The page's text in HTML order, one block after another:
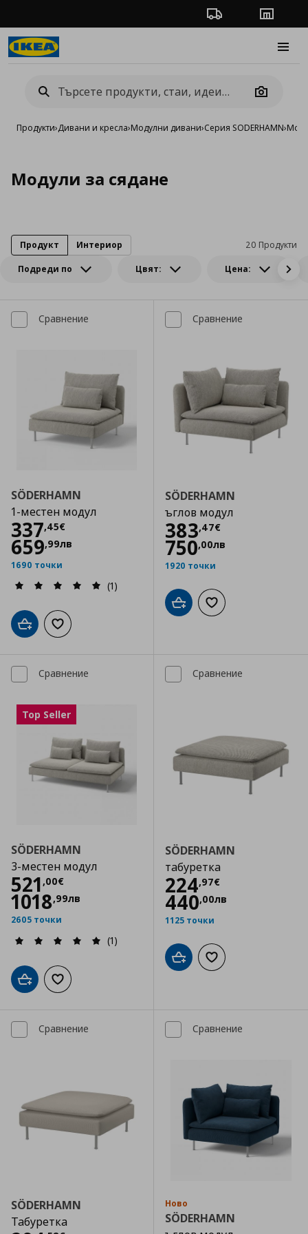
Проследяване на
Camera
Продукти›Дивани и кресла›Модулни дивани›Серия SODERHAMN›
Модули за сядане
Подреди по Цвят: Цена:
20 Продукти
Продукт Интериор
Сравнение
SÖDERHAMN
1-местен модул
337,45€
Цена
659,99лв
1690 точки
(1)
Добави в кошницата
Добави към списъка с любими
Сравнение
SÖDERHAMN
ъглов модул
383,47€
Цена383,47 €
750,00лв
1920 точки
Добави в кошницата
Добави към
Сравнение
Top Seller
SÖDERHAMN
3-местен модул
521 ,00€
Цена
1018,99лв
2605 точки
(1)
Добави в кошницата
Добави към списъка с любими
Сравнение
SÖDERHAMN
табуретка
224,97€
Цена
440,00лв
1125 точки
Добави в кошницата
Добави към
Сравнение
SÖDERHAMN
Табуретка
Сравнение
Ново
SÖDERHAMN